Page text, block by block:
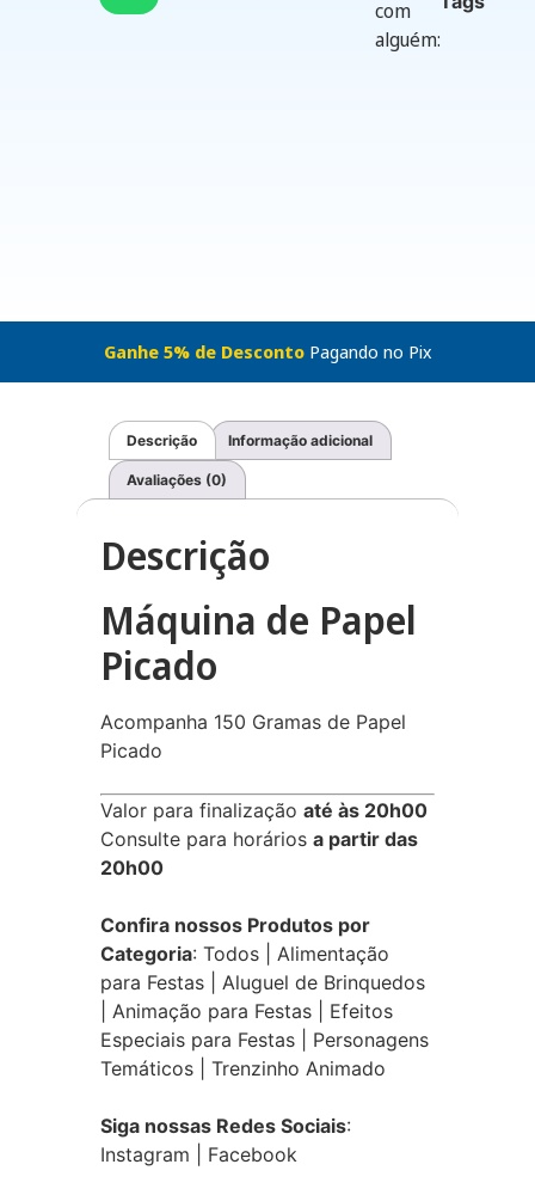
com
alguém:
Ganhe 5% de DescontoPagando no Pix
Descrição Informação adicional
Avaliações (0)
Descrição
Máquina de Papel
Picado
Acompanha 150 Gramas de Papel
Picado
Valor para finalização até às 20h00
Consulte para horários a partir das
20h00
Confira nossos Produtos por
Categoria: Todos
Alimentação
para Festas
Aluguel de Brinquedos
Animação para Festas
Efeitos
Especiais para Festas
Personagens
Temáticos
Trenzinho Animado
Siga nossas Redes Sociais:
Instagram
Facebook